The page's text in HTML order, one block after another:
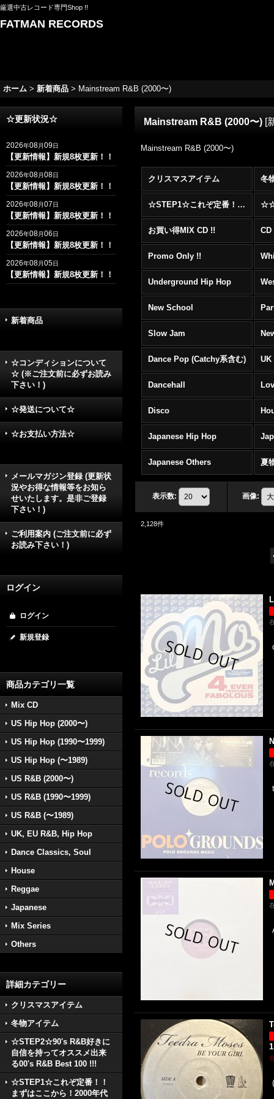
厳選中古レコード専門Shop !!
FATMAN RECORDS
ホーム > 新着商品 > Mainstream R&B (2000〜)
☆更新状況☆
2026年08月09日
【更新情報】新規8枚更新！！
2026年08月08日
【更新情報】新規8枚更新！！
2026年08月07日
【更新情報】新規8枚更新！！
2026年08月06日
【更新情報】新規8枚更新！！
2026年08月05日
【更新情報】新規8枚更新！！
新着商品
☆コンディションについて
☆ (※ご注文前に必ずお読み
下さい！)
☆発送について☆
☆お支払い方法☆
メールマガジン登録 (更新状
況やお得な情報等をお知ら
せいたします。是非ご登録
下さい！)
ご利用案内 (ご注文前に必ず
お読み下さい！)
ログイン
ログイン
新規登録
商品カテゴリ一覧
Mix CD
US Hip Hop (2000〜)
US Hip Hop (1990〜1999)
US Hip Hop (〜1989)
US R&B (2000〜)
US R&B (1990〜1999)
US R&B (〜1989)
UK, EU R&B, Hip Hop
Dance Classics, Soul
House
Reggae
Japanese
Mix Series
Others
詳細カテゴリー
クリスマスアイテム
冬物アイテム
☆STEP2☆90's R&B好きに
自信を持ってオススメ出来
る00's R&B Best 100 !!!
☆STEP1☆これぞ定番！！
まずはここから！2000年代
Mainstream R&B (2000〜) [
Mainstream R&B (2000〜)
クリスマスアイテム 冬
☆STEP1☆これぞ定番！！まずはここから！2000年代R&BフロアヒットBest 100 !!!
お買い得MIX CD !!
Promo Only !!
Underground Hip Hop
New School
Slow Jam
Dance Pop (Catchy系含む) UK
Dancehall
Disco
Japanese Hip Hop
Japanese Others 夏
表示数: 画像:
2,128件